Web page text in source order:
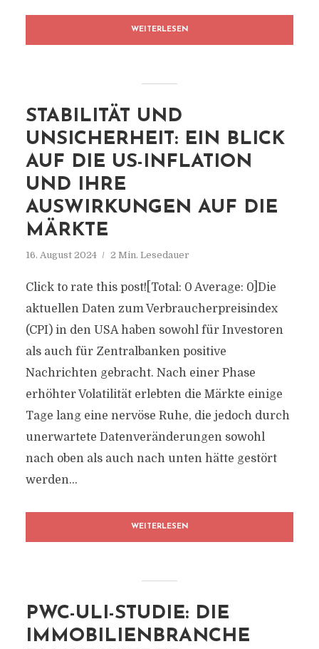
WEITERLESEN
STABILITÄT UND
UNSICHERHEIT: EIN BLICK
AUF DIE US-INFLATION
UND IHRE
AUSWIRKUNGEN AUF DIE
MÄRKTE
16. August 2024 2 Min. Lesedauer
Click to rate this post![Total: 0 Average: 0]Die
aktuellen Daten zum Verbraucherpreisindex
(CPI) in den USA haben sowohl für Investoren
als auch für Zentralbanken positive
Nachrichten gebracht. Nach einer Phase
erhöhter Volatilität erlebten die Märkte einige
Tage lang eine nervöse Ruhe, die jedoch durch
unerwartete Datenveränderungen sowohl
nach oben als auch nach unten hätte gestört
werden...
WEITERLESEN
PWC-ULI-STUDIE: DIE
IMMOBILIENBRANCHE